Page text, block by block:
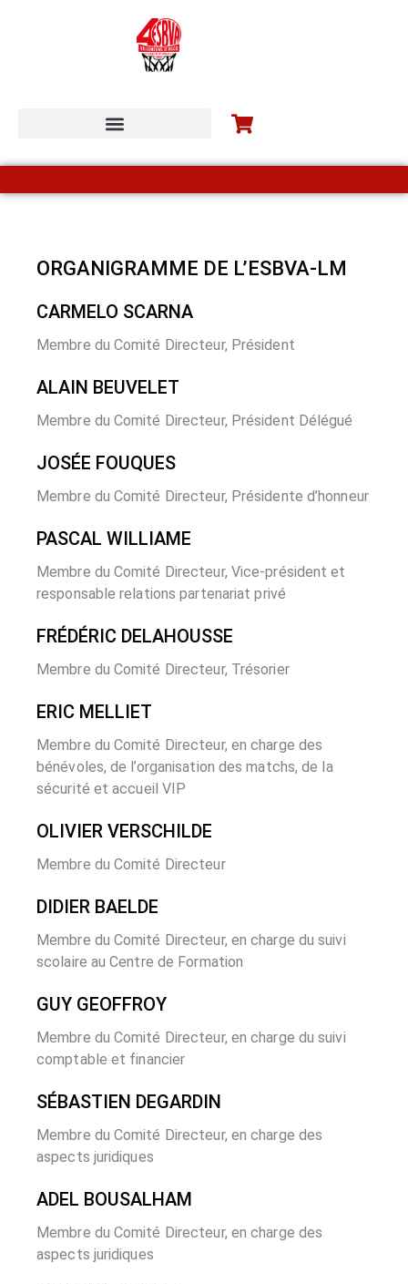
ORGANIGRAMME DE L’ESBVA-LM
CARMELO SCARNA
Membre du Comité Directeur, Président
ALAIN BEUVELET
Membre du Comité Directeur, Président Délégué
JOSÉE FOUQUES
Membre du Comité Directeur, Présidente d’honneur
PASCAL WILLIAME
Membre du Comité Directeur, Vice-président et
responsable relations partenariat privé
FRÉDÉRIC DELAHOUSSE
Membre du Comité Directeur, Trésorier
ERIC MELLIET
Membre du Comité Directeur, en charge des
bénévoles, de l’organisation des matchs, de la
sécurité et accueil VIP
OLIVIER VERSCHILDE
Membre du Comité Directeur
DIDIER BAELDE
Membre du Comité Directeur, en charge du suivi
scolaire au Centre de Formation
GUY GEOFFROY
Membre du Comité Directeur, en charge du suivi
comptable et financier
SÉBASTIEN DEGARDIN
Membre du Comité Directeur, en charge des
aspects juridiques
ADEL BOUSALHAM
Membre du Comité Directeur, en charge des
aspects juridiques